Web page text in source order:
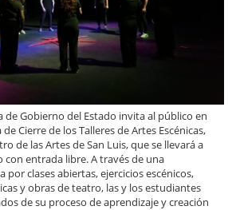
de Gobierno del Estado invita al público en
Cierre de los Talleres de Artes Escénicas,
de las Artes de San Luis, que se llevará a
con entrada libre. A través de una
clases abiertas, ejercicios escénicos,
y obras de teatro, las y los estudiantes
de su proceso de aprendizaje y creación